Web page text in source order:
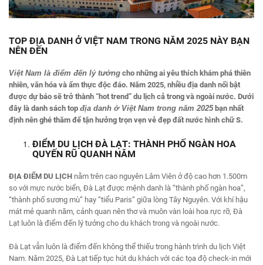
TOP ĐỊA DANH Ở VIỆT NAM TRONG NĂM 2025 NÀY BẠN
NÊN ĐẾN
Việt Nam là điểm đến lý tưởng cho những ai yêu thích khám phá thiên
nhiên, văn hóa và ẩm thực độc đáo. Năm 2025, nhiều địa danh nổi bật
được dự báo sẽ trở thành “hot trend” du lịch cả trong và ngoài nước. Dưới
đây là danh sách top địa danh ở Việt Nam trong năm 2025bạn nhất
định nên ghé thăm để tận hưởng trọn vẹn vẻ đẹp đất nước hình chữ S.
ĐIỂM DU LỊCH ĐÀ LẠT: THÀNH PHỐ NGÀN HOA
QUYẾN RŨ QUANH NĂM
ĐỊA ĐIỂM DU LỊCH nằm trên cao nguyên Lâm Viên ở độ cao hơn 1.500m
so với mực nước biển, Đà Lạt được mệnh danh là “thành phố ngàn hoa”,
“thành phố sương mù” hay “tiểu Paris” giữa lòng Tây Nguyên. Với khí hậu
mát mẻ quanh năm, cảnh quan nên thơ và muôn vàn loài hoa rực rỡ, Đà
Lạt luôn là điểm đến lý tưởng cho du khách trong và ngoài nước.
Đà Lạt vẫn luôn là điểm đến không thể thiếu trong hành trình du lịch Việt
Nam. Năm 2025, Đà Lạt tiếp tục hút du khách với các tọa độ check-in mới